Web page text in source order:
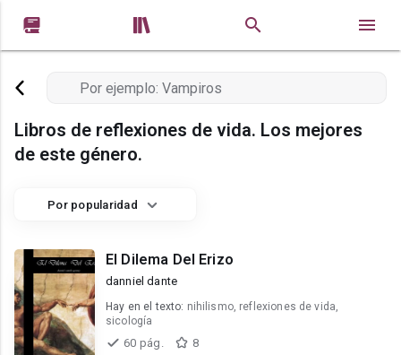
 
Libros de reflexiones de vida. Los mejores
de este género.
Por popularidad
El Dilema Del Erizo
danniel dante
Hay en el texto: nihilismo, reflexiones de vida,
sicología
60 pág.
8